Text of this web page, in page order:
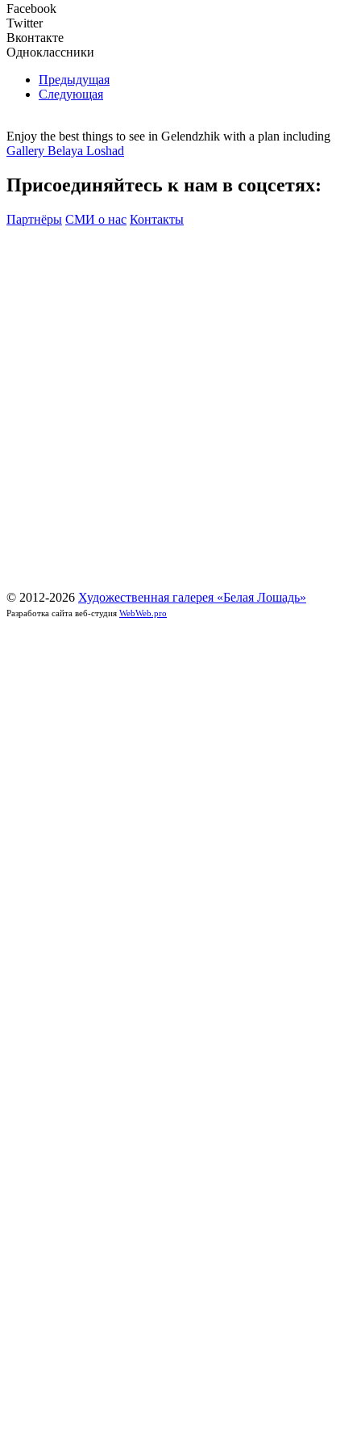
Facebook
Twitter
Вконтакте
Одноклассники
Предыдущая
Следующая
Enjoy the best things to see in Gelendzhik with a plan including
Gallery Belaya Loshad
Присоединяйтесь к нам в соцсетях:
Партнёры СМИ о нас Контакты
© 2012-2026 Художественная галерея «Белая Лошадь»
Разработка сайта веб-студия WebWeb.pro